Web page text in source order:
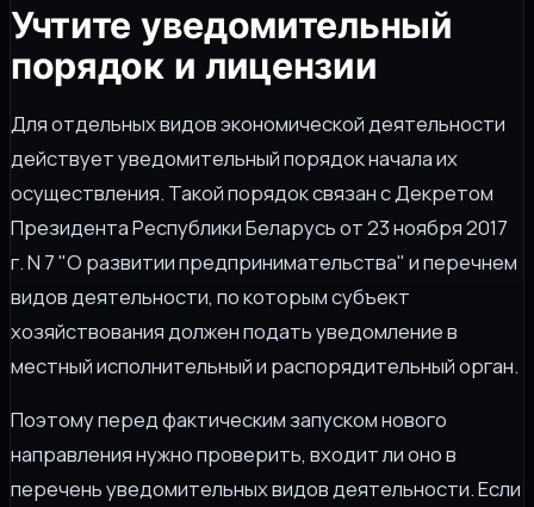
Учтите уведомительный
порядок и лицензии
Для отдельных видов экономической деятельности
действует уведомительный порядок начала их
осуществления. Такой порядок связан с Декретом
Президента Республики Беларусь от 23 ноября 2017
г. N 7 "О развитии предпринимательства" и перечнем
видов деятельности, по которым субъект
хозяйствования должен подать уведомление в
местный исполнительный и распорядительный орган.
Поэтому перед фактическим запуском нового
направления нужно проверить, входит ли оно в
перечень уведомительных видов деятельности. Если